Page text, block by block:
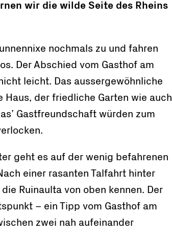
wir die wilde Seite des Rheins
nochmals zu und fahren
Der Abschied vom Gasthof am
leicht. Das aussergewöhnliche
Haus, der friedliche Garten wie auch
Gastfreundschaft würden zum
geht es auf der wenig befahrenen
einer rasanten Talfahrt hinter
Ruinaulta von oben kennen. Der
– ein Tipp vom Gasthof am
zwei nah aufeinander